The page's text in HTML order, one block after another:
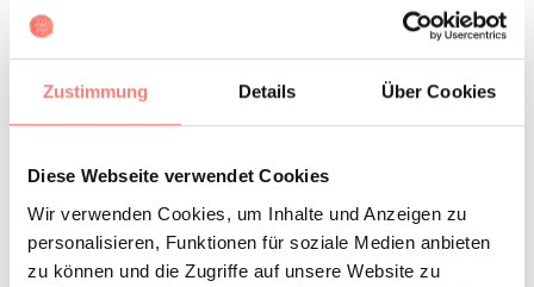
Zustimmung Details Über Cookies
Diese Webseite verwendet Cookies
Wir verwenden Cookies, um Inhalte und Anzeigen zu
personalisieren, Funktionen für soziale Medien anbieten
zu können und die Zugriffe auf unsere Website zu